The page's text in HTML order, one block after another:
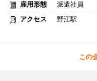
雇用形態
派遣社員
アクセス
野江駅
この